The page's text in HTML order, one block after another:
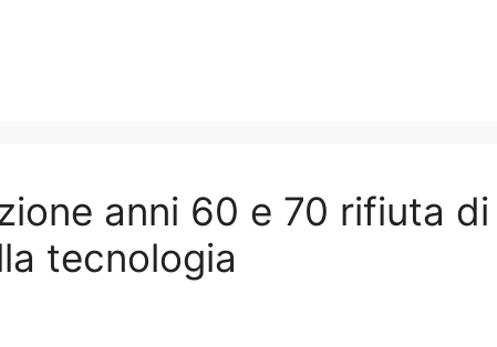
anni 60 e 70 rifiuta di
tecnologia